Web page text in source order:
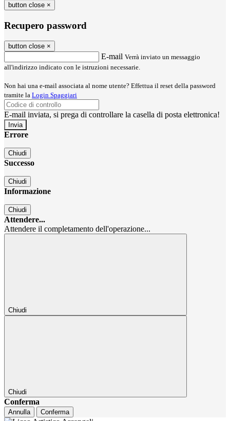
button close ×
Recupero password
button close ×
E-mail Verrà inviato un messaggio
all'indirizzo indicato con le istruzioni necessarie.
Non hai una e-mail associata al nome utente? Effettua il reset della password
tramite la Login Spaggiari
E-mail inviata, si prega di controllare la casella di posta elettronica!
Errore
Chiudi
Successo
Chiudi
Informazione
Chiudi
Attendere...
Attendere il completamento dell'operazione...
Chiudi
Chiudi
Conferma
Annulla Conferma